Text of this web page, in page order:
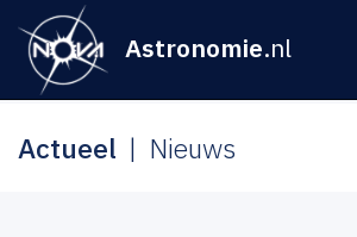
Astronomie.nl
Actueel Nieuws